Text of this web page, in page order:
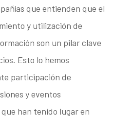
que entienden que el
y utilización de
son un pilar clave
Esto lo hemos
participación de
y eventos
han tenido lugar en